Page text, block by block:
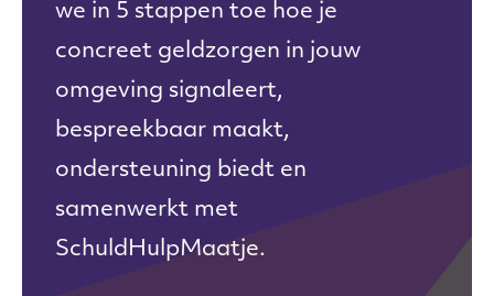
we in 5 stappen toe hoe je
concreet geldzorgen in jouw
omgeving signaleert,
bespreekbaar maakt,
ondersteuning biedt en
samenwerkt met
SchuldHulpMaatje.